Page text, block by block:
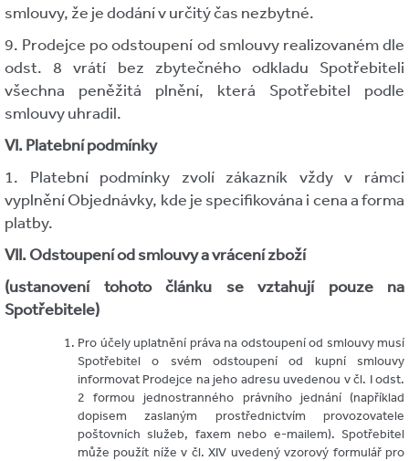
smlouvy, že je dodání v určitý čas nezbytné.
9. Prodejce po odstoupení od smlouvy realizovaném dle
odst. 8 vrátí bez zbytečného odkladu Spotřebiteli
všechna peněžitá plnění, která Spotřebitel podle
smlouvy uhradil.
VI. Platební podmínky
1. Platební podmínky zvolí zákazník vždy v rámci
vyplnění Objednávky, kde je specifikována i cena a forma
platby.
VII. Odstoupení od smlouvy a vrácení zboží
(ustanovení tohoto článku se vztahují pouze na
Spotřebitele)
Pro účely uplatnění práva na odstoupení od smlouvy musí
Spotřebitel o svém odstoupení od kupní smlouvy
informovat Prodejce na jeho adresu uvedenou v čl. I odst.
2 formou jednostranného právního jednání (například
dopisem zaslaným prostřednictvím provozovatele
poštovních služeb, faxem nebo e-mailem). Spotřebitel
může použít níže v čl. XIV uvedený vzorový formulář pro